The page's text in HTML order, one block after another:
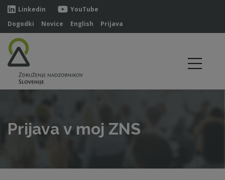
Linkedin
YouTube
Dogodki
Novice English Prijava
Prijava v moj ZNS